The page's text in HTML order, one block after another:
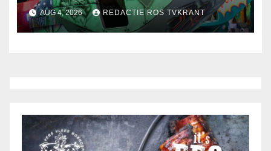
AUG 4, 2026 REDACTIE ROS TVKRANT